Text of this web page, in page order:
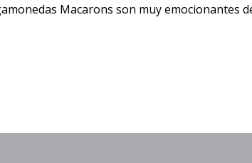
Macarons son muy emocionantes